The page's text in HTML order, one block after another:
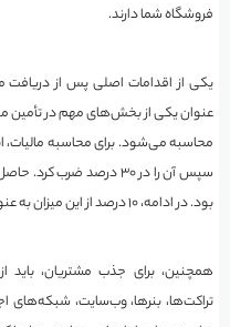
فروشگاه شما دارند.
یکی از اقدامات اصلی پس از دریافت
عنوان یکی از بخش‌های مهم در تأمین
محاسبه می‌شود. برای محاسبه مالیات،
سپس آن را در ۳۰ درصد
بود. در ادامه، ۱۰ درصد از این میزان به عنوان مالیات محاسبه می‌شود.
همچنین، برای جذب مشتریان، باید
تراکت‌ها، بنرها، وب‌سایت، شبکه‌های